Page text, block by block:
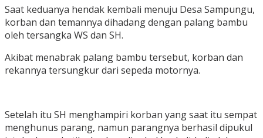
Saat keduanya hendak kembali menuju Desa Sampungu,
korban dan temannya dihadang dengan palang bambu
oleh tersangka WS dan SH.
Akibat menabrak palang bambu tersebut, korban dan
rekannya tersungkur dari sepeda motornya.
Setelah itu SH menghampiri korban yang saat itu sempat
menghunus parang, namun parangnya berhasil dipukul